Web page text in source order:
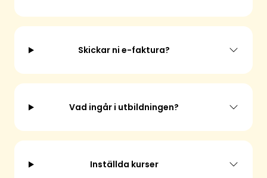
Skickar ni e-faktura?
Vad ingår i utbildningen?
Inställda kurser